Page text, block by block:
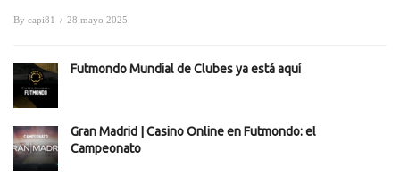
By capi81 / 28 mayo 2025
Futmondo Mundial de Clubes ya está aquí
Gran Madrid | Casino Online en Futmondo: el
Campeonato